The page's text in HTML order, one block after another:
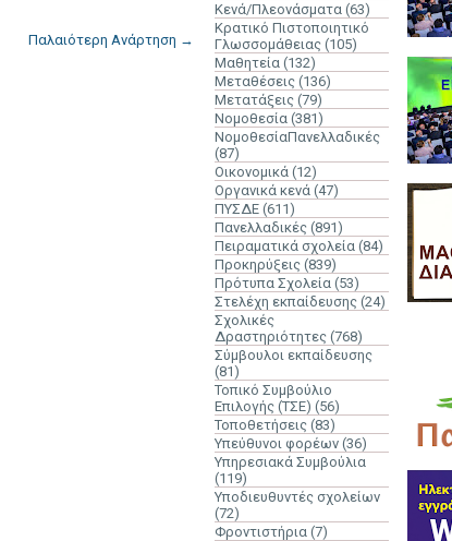
Παλαιότερη Ανάρτηση →
Κενά/Πλεονάσματα (63)
Κρατικό Πιστοποιητικό
Γλωσσομάθειας (105)
Μαθητεία (132)
Μεταθέσεις (136)
Μετατάξεις (79)
Νομοθεσία (381)
ΝομοθεσίαΠανελλαδικές
(87)
Οικονομικά (12)
Οργανικά κενά (47)
ΠΥΣΔΕ (611)
Πανελλαδικές (891)
Πειραματικά σχολεία (84)
Προκηρύξεις (839)
Πρότυπα Σχολεία (53)
Στελέχη εκπαίδευσης (24)
Σχολικές
Δραστηριότητες (768)
Σύμβουλοι εκπαίδευσης
(81)
Τοπικό Συμβούλιο
Επιλογής (ΤΣΕ) (56)
Τοποθετήσεις (83)
Υπεύθυνοι φορέων (36)
Υπηρεσιακά Συμβούλια
(119)
Υποδιευθυντές σχολείων
(72)
Φροντιστήρια (7)